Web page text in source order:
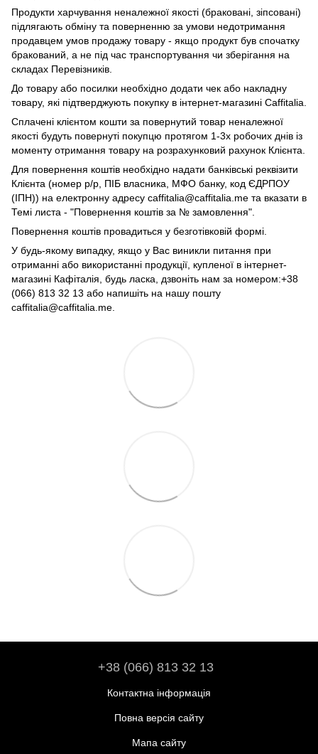
Продукти харчування неналежної якості (браковані, зіпсовані)
підлягають обміну та поверненню за умови недотримання
продавцем умов продажу товару - якщо продукт був спочатку
бракований, а не під час транспортування чи зберігання на
складах Перевізників.
До товару або посилки необхідно додати чек або накладну
товару, які підтверджують покупку в інтернет-магазині Caffitalia.
Сплачені клієнтом кошти за повернутий товар неналежної
якості будуть повернуті покупцю протягом 1-3х робочих днів із
моменту отримання товару на розрахунковий рахунок Клієнта.
Для повернення коштів необхідно надати банківські реквізити
Клієнта (номер р/р, ПІБ власника, МФО банку, код ЄДРПОУ
(ІПН)) на електронну адресу caffitalia@caffitalia.me та вказати в
Темі листа - "Повернення коштів за № замовлення".
Повернення коштів провадиться у безготівковій формі.
У будь-якому випадку, якщо у Вас виникли питання при
отриманні або використанні продукції, купленої в інтернет-
магазині Кафіталія, будь ласка, дзвоніть нам за номером:+38
(066) 813 32 13 або напишіть на нашу пошту
caffitalia@caffitalia.me.
+38 (066) 813 32 13
Контактна інформація
Повна версія сайту
Мапа сайту